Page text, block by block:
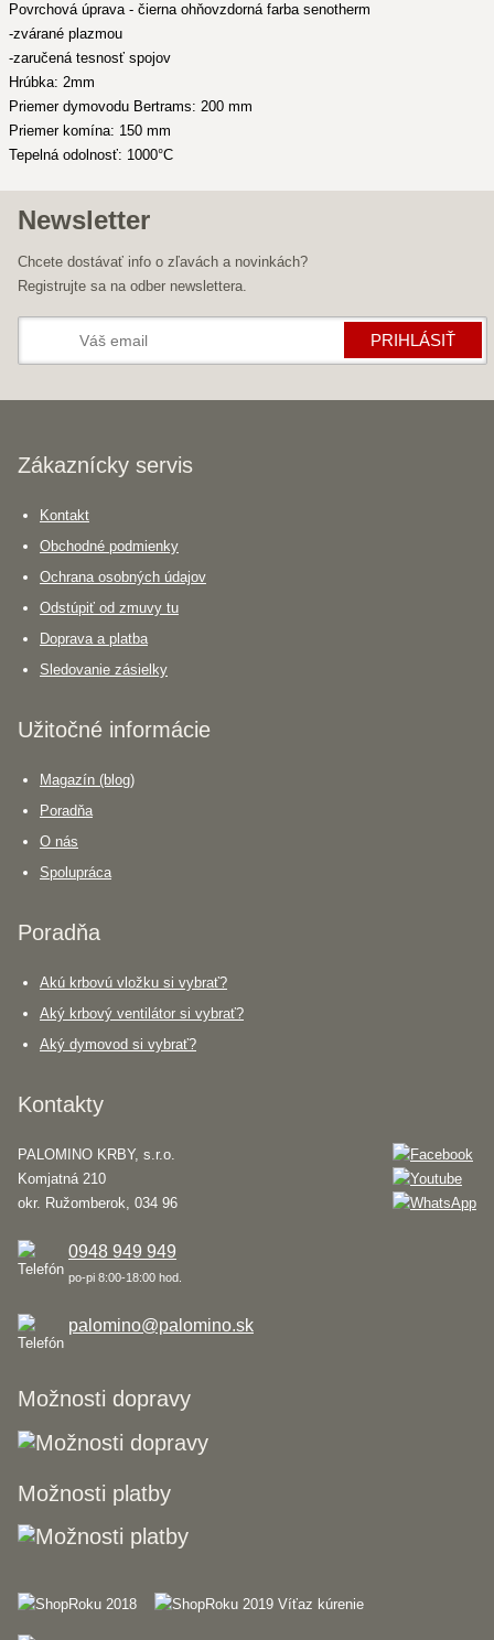
Povrchová úprava - čierna ohňovzdorná farba senotherm
-zvárané plazmou
-zaručená tesnosť spojov
Hrúbka: 2mm
Priemer dymovodu Bertrams: 200 mm
Priemer komína: 150 mm
Tepelná odolnosť: 1000°C
Newsletter
Chcete dostávať info o zľavách a novinkách?
Registrujte sa na odber newslettera.
PRIHLÁSIŤ
Zákaznícky servis
Kontakt
Obchodné podmienky
Ochrana osobných údajov
Odstúpiť od zmuvy tu
Doprava a platba
Sledovanie zásielky
Užitočné informácie
Magazín (blog)
Poradňa
O nás
Spolupráca
Poradňa
Akú krbovú vložku si vybrať?
Aký krbový ventilátor si vybrať?
Aký dymovod si vybrať?
Kontakty
PALOMINO KRBY, s.r.o.
Komjatná 210
okr. Ružomberok, 034 96
0948 949 949
po-pi 8:00-18:00 hod.
palomino@palomino.sk
Možnosti dopravy
Možnosti platby